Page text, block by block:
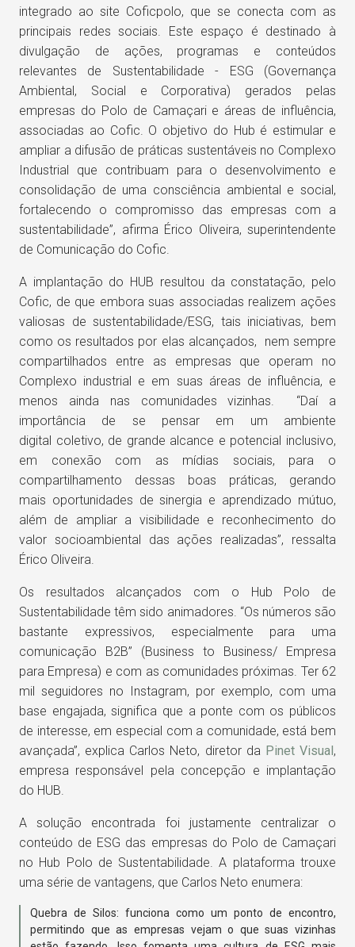
integrado ao site Coficpolo, que se conecta com as
principais redes sociais. Este espaço é destinado à
divulgação de ações, programas e conteúdos
relevantes de Sustentabilidade - ESG (Governança
Ambiental, Social e Corporativa) gerados pelas
empresas do Polo de Camaçari e áreas de influência,
associadas ao Cofic. O objetivo do Hub é estimular e
ampliar a difusão de práticas sustentáveis no Complexo
Industrial que contribuam para o desenvolvimento e
consolidação de uma consciência ambiental e social,
fortalecendo o compromisso das empresas com a
sustentabilidade”, afirma Érico Oliveira, superintendente
de Comunicação do Cofic.
A implantação do HUB resultou da constatação, pelo
Cofic, de que embora suas associadas realizem ações
valiosas de sustentabilidade/ESG, tais iniciativas, bem
como os resultados por elas alcançados, nem sempre
compartilhados entre as empresas que operam no
Complexo industrial e em suas áreas de influência, e
menos ainda nas comunidades vizinhas. “Daí a
importância de se pensar em um ambiente
digital coletivo, de grande alcance e potencial inclusivo,
em conexão com as mídias sociais, para o
compartilhamento dessas boas práticas, gerando
mais oportunidades de sinergia e aprendizado mútuo,
além de ampliar a visibilidade e reconhecimento do
valor socioambiental das ações realizadas”, ressalta
Érico Oliveira.
Os resultados alcançados com o Hub Polo de
Sustentabilidade têm sido animadores. “Os números são
bastante expressivos, especialmente para uma
comunicação B2B” (Business to Business/ Empresa
para Empresa) e com as comunidades próximas. Ter 62
mil seguidores no Instagram, por exemplo, com uma
base engajada, significa que a ponte com os públicos
de interesse, em especial com a comunidade, está bem
avançada”, explica Carlos Neto, diretor da Pinet Visual,
empresa responsável pela concepção e implantação
do HUB.
A solução encontrada foi justamente centralizar o
conteúdo de ESG das empresas do Polo de Camaçari
no Hub Polo de Sustentabilidade. A plataforma trouxe
uma série de vantagens, que Carlos Neto enumera:
Quebra de Silos: funciona como um ponto de encontro,
permitindo que as empresas vejam o que suas vizinhas